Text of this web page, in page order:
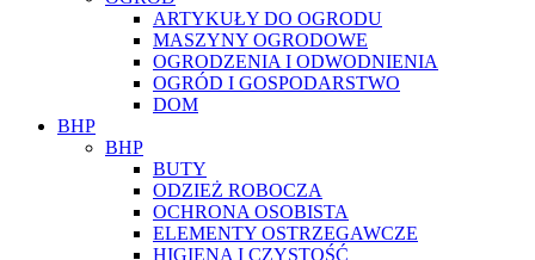
ARTYKUŁY DO OGRODU
MASZYNY OGRODOWE
OGRODZENIA I ODWODNIENIA
OGRÓD I GOSPODARSTWO
DOM
BHP
BHP
BUTY
ODZIEŻ ROBOCZA
OCHRONA OSOBISTA
ELEMENTY OSTRZEGAWCZE
HIGIENA I CZYSTOŚĆ